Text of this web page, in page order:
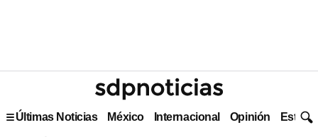
Últimas Noticias México Internacional Opinión Estilo